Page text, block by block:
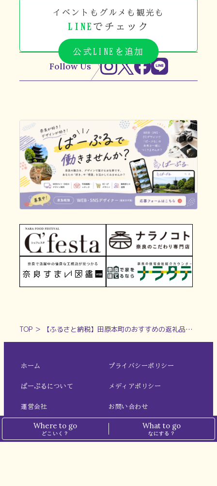
イベントもグルメも観光も
LINE でチェック
公式LINEを追加
Follow Us
TOP ＞ 【ふるさと納税】田原本町のおすすめの返礼品をご紹介！
Where to go
どこいく？
What to go
なにする？
ホーム
ぱーぷるについて
運営会社
プライバシーポリシー
メディアポリシー
お問い合わせ